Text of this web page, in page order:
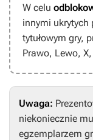
W celu
innymi ukrytych
tytułowym gry,
Prawo, Lewo,
Uwaga:
niekoniecznie
egzemplarzem